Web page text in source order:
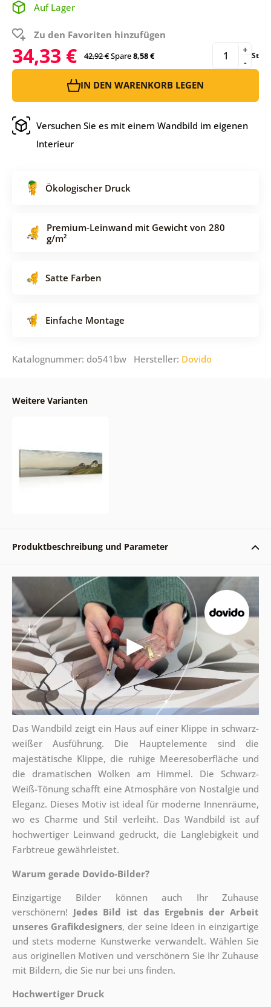
Auf Lager
Zu den Favoriten hinzufügen
34,33 € 42,92 €Spare8,58 € -
+ St
IN DEN WARENKORB LEGEN
Versuchen Sie es mit einem Wandbild im eigenen
Interieur
Ökologischer Druck
Premium-Leinwand mit Gewicht von 280
g/m²
Satte Farben
Einfache Montage
Katalognummer: do541bw Hersteller: Dovido
Weitere Varianten
Produktbeschreibung und Parameter
Das Wandbild zeigt ein Haus auf einer Klippe in schwarz-
weißer Ausführung. Die Hauptelemente sind die
majestätische Klippe, die ruhige Meeresoberfläche und
die dramatischen Wolken am Himmel. Die Schwarz-
Weiß-Tönung schafft eine Atmosphäre von Nostalgie und
Eleganz. Dieses Motiv ist ideal für moderne Innenräume,
wo es Charme und Stil verleiht. Das Wandbild ist auf
hochwertiger Leinwand gedruckt, die Langlebigkeit und
Farbtreue gewährleistet.
Warum gerade Dovido-Bilder?
Einzigartige Bilder können auch Ihr Zuhause
verschönern! Jedes Bild ist das Ergebnis der Arbeit
unseres Grafikdesigners, der seine Ideen in einzigartige
und stets moderne Kunstwerke verwandelt. Wählen Sie
aus originellen Motiven und verschönern Sie Ihr Zuhause
mit Bildern, die Sie nur bei uns finden.
Hochwertiger Druck